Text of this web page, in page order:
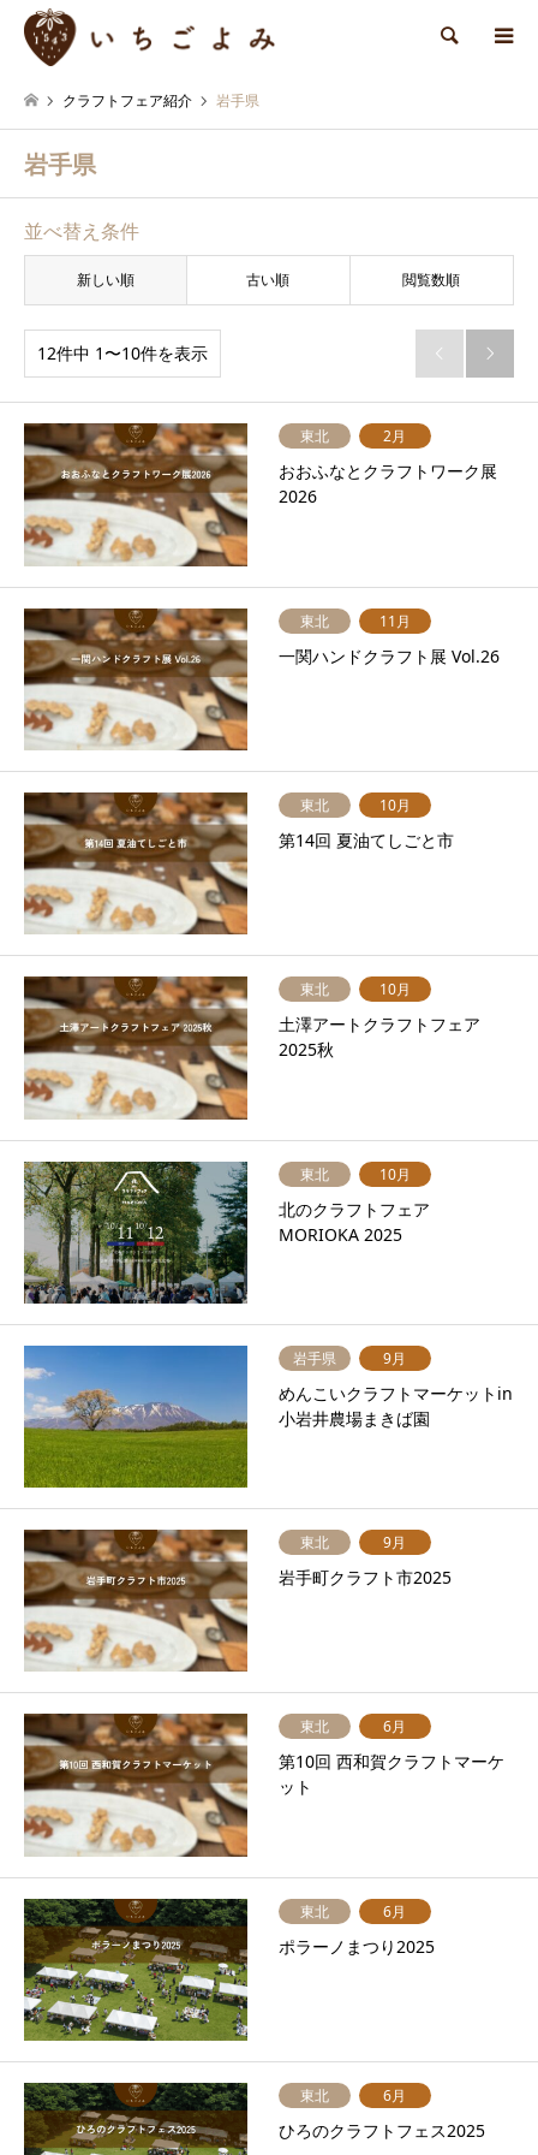
検索
クラフトフェア紹介 岩手県
岩手県
並べ替え条件
新しい順 古い順 閲覧数順
12件中 1〜10件を表示  
東北 2月
おおふなとクラフトワーク展
2026
東北 11月
一関ハンドクラフト展 Vol.26
東北 10月
第14回 夏油てしごと市
東北 10月
土澤アートクラフトフェア
2025秋
東北 10月
北のクラフトフェア
MORIOKA 2025
岩手県 9月
めんこいクラフトマーケットin
小岩井農場まきば園
東北 9月
岩手町クラフト市2025
東北 6月
第10回 西和賀クラフトマーケ
ット
東北 6月
ポラーノまつり2025
東北 6月
ひろのクラフトフェス2025